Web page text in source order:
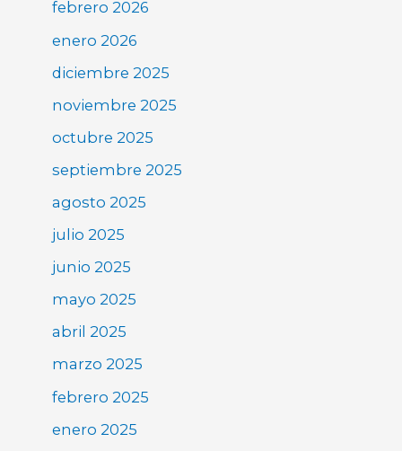
febrero 2026
enero 2026
diciembre 2025
noviembre 2025
octubre 2025
septiembre 2025
agosto 2025
julio 2025
junio 2025
mayo 2025
abril 2025
marzo 2025
febrero 2025
enero 2025